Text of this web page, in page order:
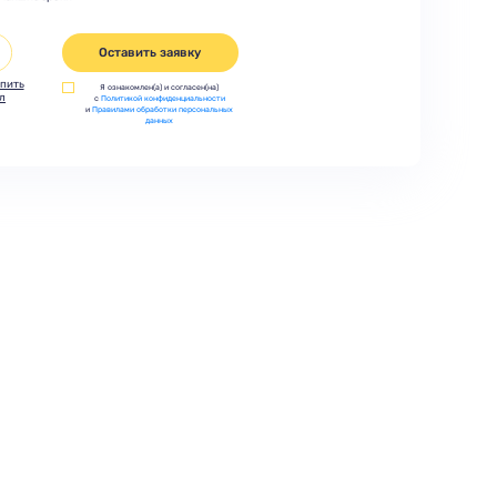
Оставить заявку
Я ознакомлен(а) и согласен(на)
с Политикой конфиденциальности
иПравилами обработки персональных
данных